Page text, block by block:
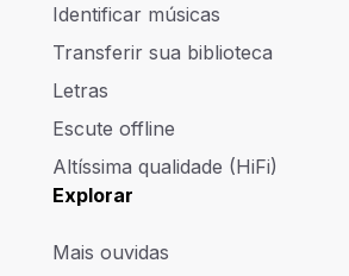
Identificar músicas
Transferir sua biblioteca
Letras
Escute offline
Altíssima qualidade (HiFi)
Explorar
Mais ouvidas